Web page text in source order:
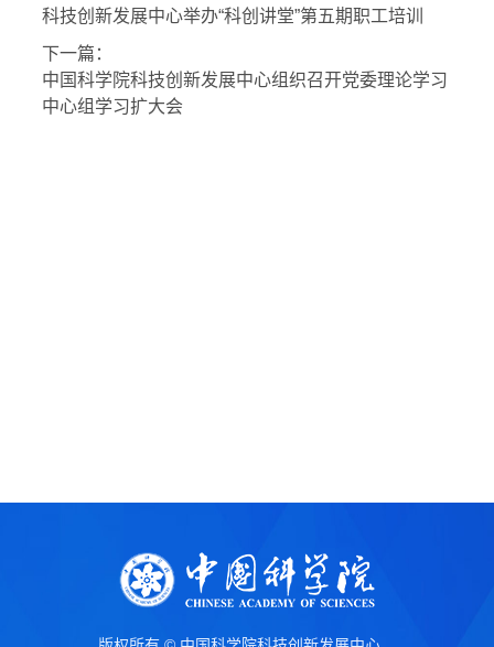
科技创新发展中心举办“科创讲堂”第五期职工培训
下一篇：
中国科学院科技创新发展中心组织召开党委理论学习
中心组学习扩大会